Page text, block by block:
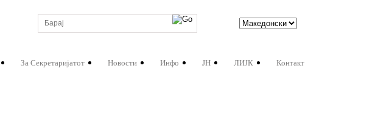
За Секретаријатот Новости Инфо ЈН ЛИЈК Контакт